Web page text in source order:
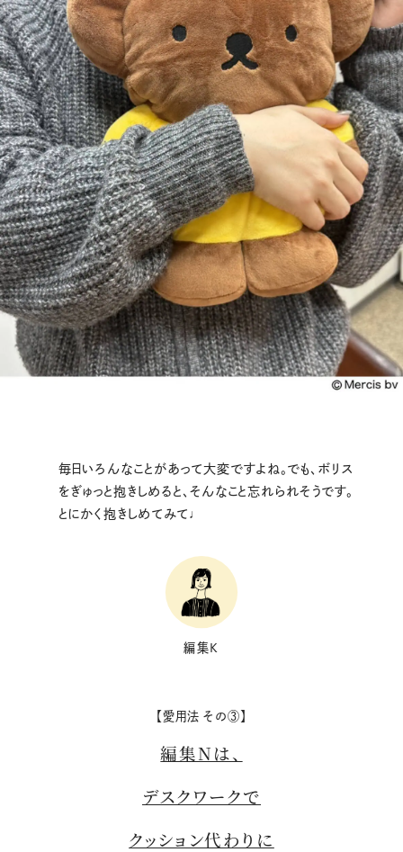
毎日いろんなことがあって大変ですよね。でも、ボリス
をぎゅっと抱きしめると、そんなこと忘れられそうです。
とにかく抱きしめてみて♩
編集K
【愛用法 その③】
編集Nは、
デスクワークで
クッション代わりに